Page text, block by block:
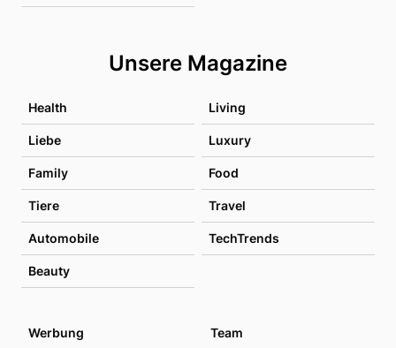
Unsere Magazine
Health Living
Liebe Luxury
Family Food
Tiere Travel
Automobile TechTrends
Beauty
Werbung Team